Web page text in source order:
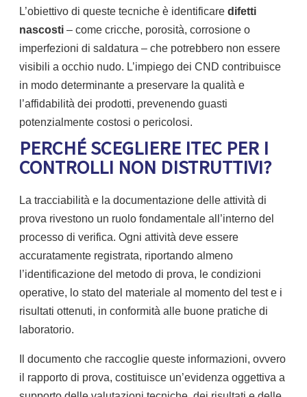
L’obiettivo di queste tecniche è identificare difetti
nascosti – come cricche, porosità, corrosione o
imperfezioni di saldatura – che potrebbero non essere
visibili a occhio nudo. L’impiego dei CND contribuisce
in modo determinante a preservare la qualità e
l’affidabilità dei prodotti, prevenendo guasti
potenzialmente costosi o pericolosi.
PERCHÉ SCEGLIERE ITEC PER I
CONTROLLI NON DISTRUTTIVI?
La tracciabilità e la documentazione delle attività di
prova rivestono un ruolo fondamentale all’interno del
processo di verifica. Ogni attività deve essere
accuratamente registrata, riportando almeno
l’identificazione del metodo di prova, le condizioni
operative, lo stato del materiale al momento del test e i
risultati ottenuti, in conformità alle buone pratiche di
laboratorio.
Il documento che raccoglie queste informazioni, ovvero
il rapporto di prova, costituisce un’evidenza oggettiva a